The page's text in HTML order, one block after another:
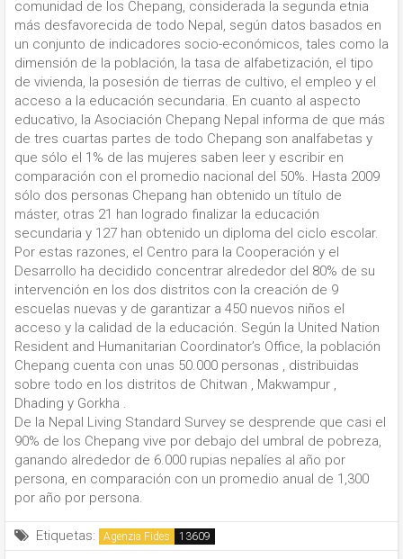
comunidad de los Chepang, considerada la segunda etnia
más desfavorecida de todo Nepal, según datos basados en
un conjunto de indicadores socio-económicos, tales como la
dimensión de la población, la tasa de alfabetización, el tipo
de vivienda, la posesión de tierras de cultivo, el empleo y el
acceso a la educación secundaria. En cuanto al aspecto
educativo, la Asociación Chepang Nepal informa de que más
de tres cuartas partes de todo Chepang son analfabetas y
que sólo el 1% de las mujeres saben leer y escribir en
comparación con el promedio nacional del 50%. Hasta 2009
sólo dos personas Chepang han obtenido un título de
máster, otras 21 han logrado finalizar la educación
secundaria y 127 han obtenido un diploma del ciclo escolar.
Por estas razones, el Centro para la Cooperación y el
Desarrollo ha decidido concentrar alrededor del 80% de su
intervención en los dos distritos con la creación de 9
escuelas nuevas y de garantizar a 450 nuevos niños el
acceso y la calidad de la educación. Según la United Nation
Resident and Humanitarian Coordinator’s Office, la población
Chepang cuenta con unas 50.000 personas , distribuidas
sobre todo en los distritos de Chitwan , Makwampur ,
Dhading y Gorkha .
De la Nepal Living Standard Survey se desprende que casi el
90% de los Chepang vive por debajo del umbral de pobreza,
ganando alrededor de 6.000 rupias nepalíes al año por
persona, en comparación con un promedio anual de 1,300
por año por persona.
Etiquetas: Agenzia Fides